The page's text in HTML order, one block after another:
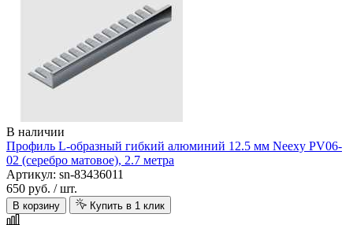
В наличии
Профиль L-образный гибкий алюминий 12.5 мм Neexy PV06-
02 (серебро матовое), 2.7 метра
Артикул: sn-83436011
650 руб. / шт.
В корзину Купить в 1 клик